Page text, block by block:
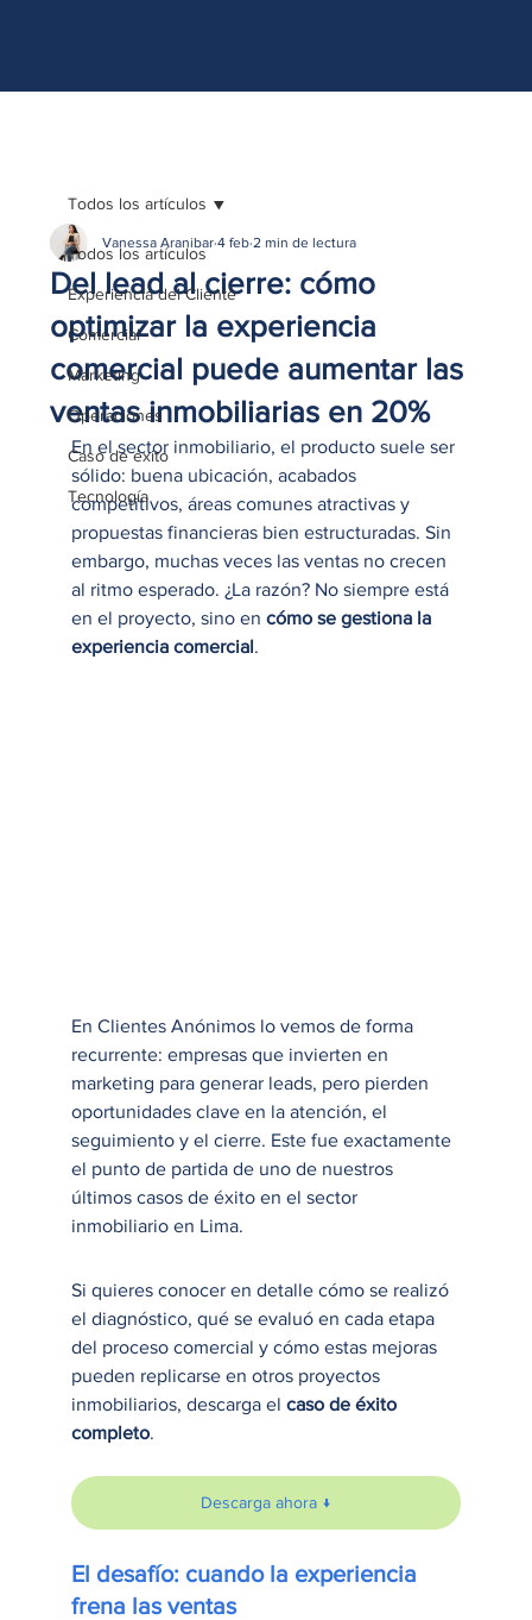
Todos los artículos
Experiencia del Cliente
Comercial
Marketing
Operaciones
Caso de éxito
Tecnología
Todos los artículos
Del lead al cierre: cómo
optimizar la experiencia
comercial puede aumentar las
ventas inmobiliarias en 20%
Vanessa Aranibar 4 feb 2 min de lectura
En el sector inmobiliario, el producto suele ser
sólido: buena ubicación, acabados
competitivos, áreas comunes atractivas y
propuestas financieras bien estructuradas. Sin
embargo, muchas veces las ventas no crecen
al ritmo esperado. ¿La razón? No siempre está
en el proyecto, sino en cómo se gestiona la
experiencia comercial .
En Clientes Anónimos lo vemos de forma
recurrente: empresas que invierten en
marketing para generar leads, pero pierden
oportunidades clave en la atención, el
seguimiento y el cierre. Este fue exactamente
el punto de partida de uno de nuestros
últimos casos de éxito en el sector
inmobiliario en Lima.
Si quieres conocer en detalle cómo se realizó
el diagnóstico, qué se evaluó en cada etapa
del proceso comercial y cómo estas mejoras
pueden replicarse en otros proyectos
inmobiliarios, descarga el caso de éxito
completo.
Descarga ahora ↓
El desafío: cuando la experiencia
frena las ventas